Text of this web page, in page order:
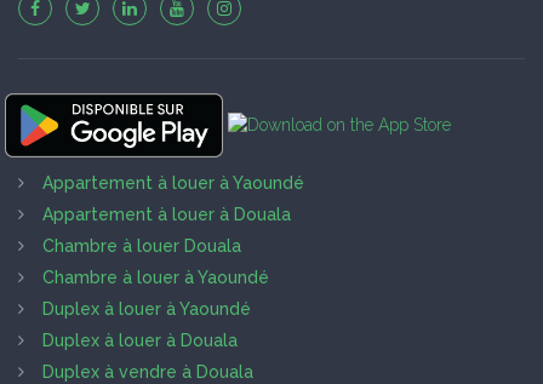
Appartement à louer à Yaoundé
Appartement à louer à Douala
Chambre à louer Douala
Chambre à louer à Yaoundé
Duplex à louer à Yaoundé
Duplex à louer à Douala
Duplex à vendre à Douala